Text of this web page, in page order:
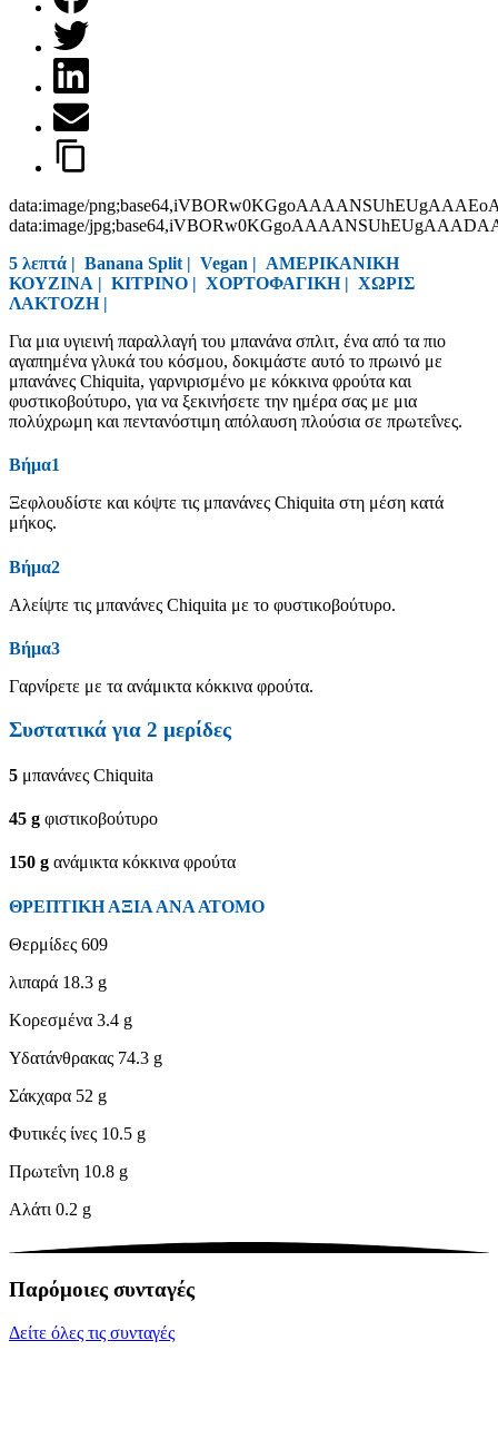
data:image/
data:image/
5 λεπτά | Banana Split | Vegan | ΑΜΕΡΙΚΑΝΙΚΗ
ΚΟΥΖΙΝΑ | ΚΙΤΡΙΝΟ | ΧΟΡΤΟΦΑΓΙΚΗ| ΧΩΡΙΣ
ΛΑΚΤΟΖΗ|
Για μια υγιεινή παραλλαγή του μπανάνα σπλιτ, ένα από τα πιο
αγαπημένα γλυκά του κόσμου, δοκιμάστε αυτό το πρωινό με
μπανάνες Chiquita, γαρνιρισμένο με κόκκινα φρούτα και
φυστικοβούτυρο, για να ξεκινήσετε την ημέρα σας με μια
πολύχρωμη και πεντανόστιμη απόλαυση πλούσια σε πρωτεΐνες.
Βήμα1
Ξεφλουδίστε και κόψτε τις μπανάνες Chiquita στη μέση κατά
μήκος.
Βήμα2
Αλείψτε τις μπανάνες Chiquita με το φυστικοβούτυρο.
Βήμα3
Γαρνίρετε με τα ανάμικτα κόκκινα φρούτα.
Συστατικά για 2 μερίδες
5 μπανάνες Chiquita
45 g φιστικοβούτυρο
150 g ανάμικτα κόκκινα φρούτα
ΘΡΕΠΤΙΚΗ ΑΞΙΑ ΑΝΑ ΑΤΟΜΟ
Θερμίδες 609
λιπαρά 18.3 g
Κορεσμένα 3.4 g
Υδατάνθρακας 74.3 g
Σάκχαρα 52 g
Φυτικές ίνες 10.5 g
Πρωτεΐνη 10.8 g
Αλάτι 0.2 g
Παρόμοιες συνταγές
Δείτε όλες τις συνταγές